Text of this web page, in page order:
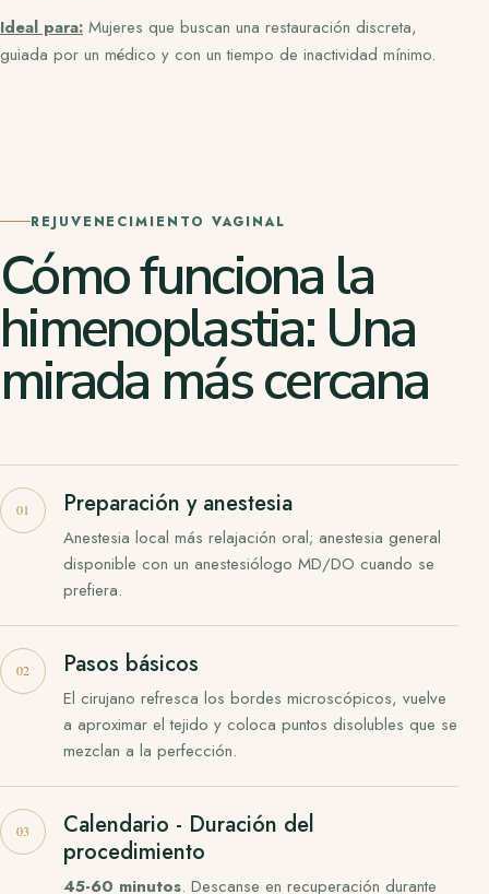
Ideal para: Mujeres que buscan una restauración discreta,
guiada por un médico y con un tiempo de inactividad mínimo.
REJUVENECIMIENTO VAGINAL
Cómo funciona la
himenoplastia: Una
mirada más cercana
Preparación y anestesia
Anestesia local más relajación oral; anestesia general
disponible con un anestesiólogo MD/DO cuando se
prefiera.
Pasos básicos
El cirujano refresca los bordes microscópicos, vuelve
a aproximar el tejido y coloca puntos disolubles que se
mezclan a la perfección.
Calendario - Duración del
procedimiento
45-60 minutos. Descanse en recuperación durante